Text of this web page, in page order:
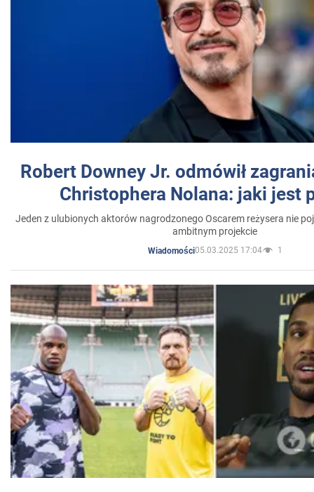
Robert Downey Jr. odmówił
Christophera Nolana: jaki jest
Jeden z ulubionych aktorów nagrodzonego Oscarem reżysera nie
ambitnym projekcie
Wiadomości05.03.2025 17:04 1